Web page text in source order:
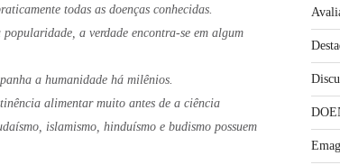
todas as doenças conhecidas.
a verdade encontra-se em algum
a humanidade há milênios.
alimentar muito antes de a ciência
islamismo, hinduísmo e budismo possuem